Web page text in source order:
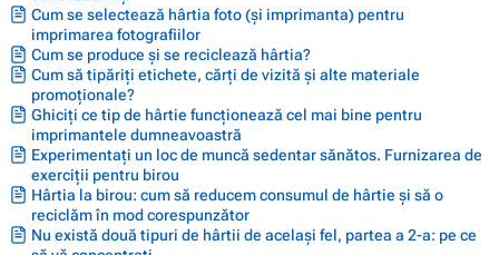
Cum se selectează hârtia foto (și imprimanta) pentru
imprimarea fotografiilor
Cum se produce și se reciclează hârtia?
Cum să tipăriți etichete, cărți de vizită și alte materiale
promoționale?
Ghiciți ce tip de hârtie funcționează cel mai bine pentru
imprimantele dumneavoastră
Experimentați un loc de muncă sedentar sănătos. Furnizarea de
exerciții pentru birou
Hârtia la birou: cum să reducem consumul de hârtie și să o
reciclăm în mod corespunzător
Nu există două tipuri de hârtii de același fel, partea a 2-a: pe ce